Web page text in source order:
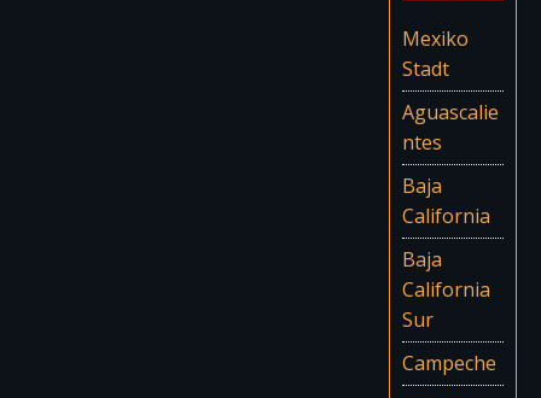
Mexiko
Stadt
Aguascalie
ntes
Baja
California
Baja
California
Sur
Campeche